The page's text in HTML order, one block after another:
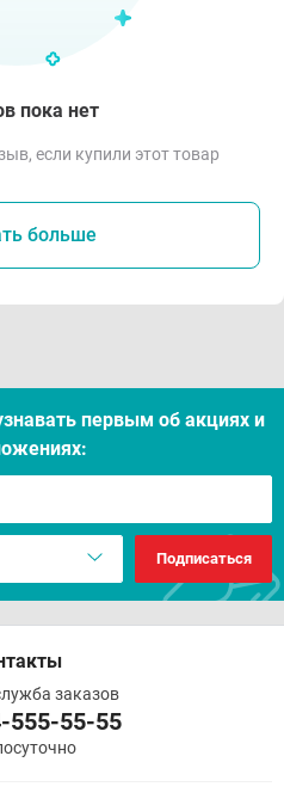
пока нет
если купили этот товар
больше
первым об акцияx и
Подписаться
заказов
555-55-55